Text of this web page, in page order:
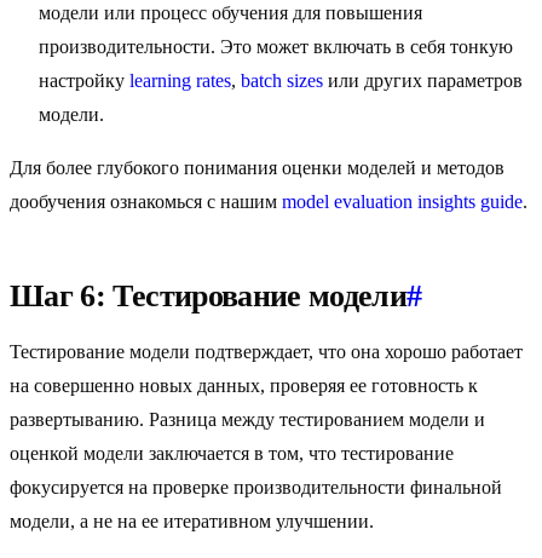
модели или процесс обучения для повышения
производительности. Это может включать в себя тонкую
настройку learning rates, batch sizes или других параметров
модели.
Для более глубокого понимания оценки моделей и методов
дообучения ознакомься с нашим model evaluation insights guide.
Шаг 6: Тестирование модели#
Тестирование модели подтверждает, что она хорошо работает
на совершенно новых данных, проверяя ее готовность к
развертыванию. Разница между тестированием модели и
оценкой модели заключается в том, что тестирование
фокусируется на проверке производительности финальной
модели, а не на ее итеративном улучшении.